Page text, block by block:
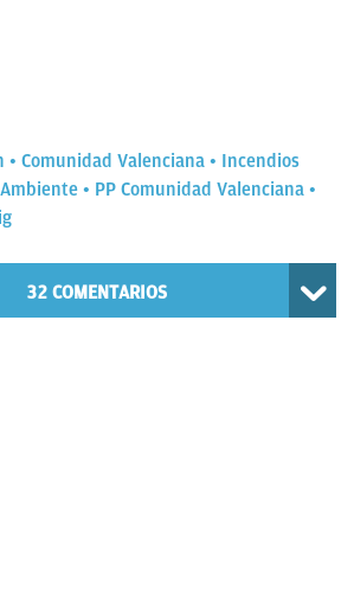
Comunidad Valenciana
Incendios
PP Comunidad Valenciana
32 COMENTARIOS